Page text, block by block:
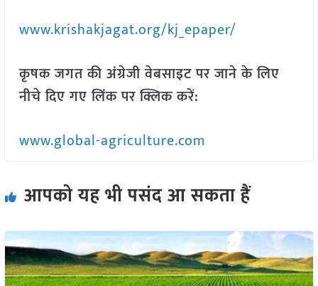
www.krishakjagat.org/kj_epaper/
कृषक जगत की अंग्रेजी वेबसाइट पर जाने के लिए
नीचे दिए गए लिंक पर क्लिक करें:
www.global-agriculture.com
आपको यह भी पसंद आ सकता हैं